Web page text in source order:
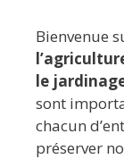
Bienvenue
le
sont
chacun
préserver